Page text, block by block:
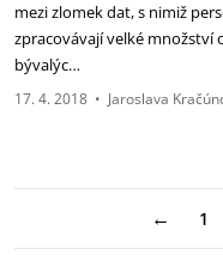
mezi zlomek dat, s nimiž
zpracovávají velké množství
bývalýc…
17. 4. 2018 • Jaroslava
← 1